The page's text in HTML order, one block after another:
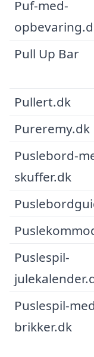
Puf-med-
Pull Up Bar
Pullert.dk
Pureremy.dk
Puslebord-
skuffer.dk
Puslespil-
Puslespil-
brikker.dk